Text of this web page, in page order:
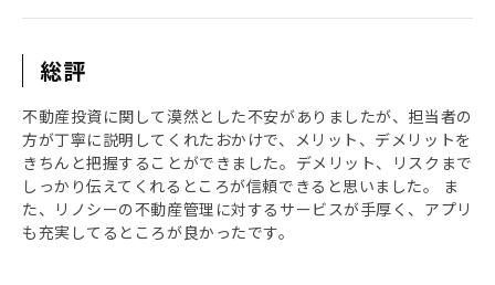
総評
不動産投資に関して漠然とした不安がありましたが、担当者の
方が丁寧に説明してくれたおかけで、メリット、デメリットを
きちんと把握することができました。デメリット、リスクまで
しっかり伝えてくれるところが信頼できると思いました。 ま
た、リノシーの不動産管理に対するサービスが手厚く、アプリ
も充実してるところが良かったです。